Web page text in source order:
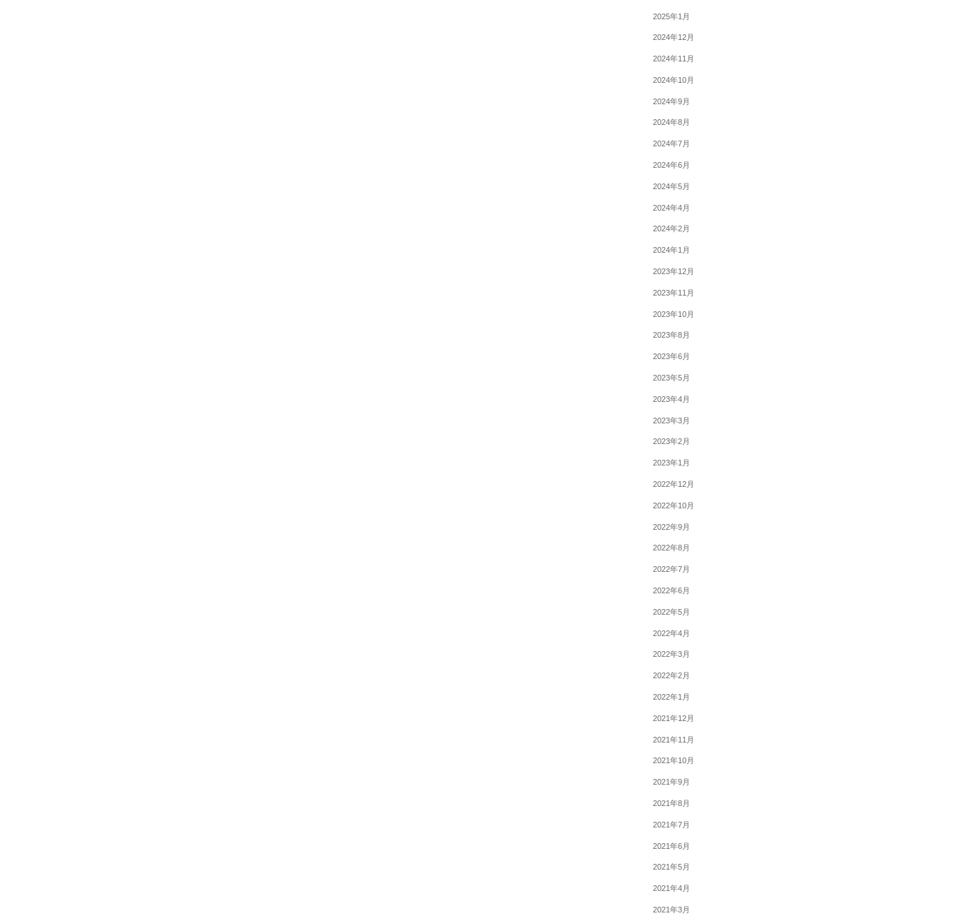
2025年1月
2024年12月
2024年11月
2024年10月
2024年9月
2024年8月
2024年7月
2024年6月
2024年5月
2024年4月
2024年2月
2024年1月
2023年12月
2023年11月
2023年10月
2023年8月
2023年6月
2023年5月
2023年4月
2023年3月
2023年2月
2023年1月
2022年12月
2022年10月
2022年9月
2022年8月
2022年7月
2022年6月
2022年5月
2022年4月
2022年3月
2022年2月
2022年1月
2021年12月
2021年11月
2021年10月
2021年9月
2021年8月
2021年7月
2021年6月
2021年5月
2021年4月
2021年3月